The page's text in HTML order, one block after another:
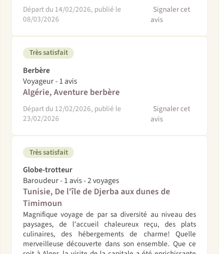
Départ du 14/02/2026, publié le
08/03/2026
Signaler cet
avis
Très satisfait
Berbère
Voyageur - 1 avis
Algérie, Aventure berbère
Départ du 12/02/2026, publié le
23/02/2026
Signaler cet
avis
Très satisfait
Globe-trotteur
Baroudeur - 1 avis - 2 voyages
Tunisie, De l'île de Djerba aux dunes de
Timimoun
Magnifique voyage de par sa diversité au niveau des
paysages, de l'accueil chaleureux reçu, des plats
culinaires, des hébergements de charme! Quelle
merveilleuse découverte dans son ensemble. Que ce